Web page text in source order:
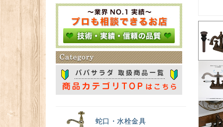
＃浄水器
蛇口・水栓金具